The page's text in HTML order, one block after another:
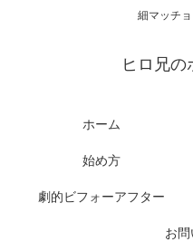
細マッチ
ヒロ兄の
ホーム
始め方
劇的ビフォーアフター
お